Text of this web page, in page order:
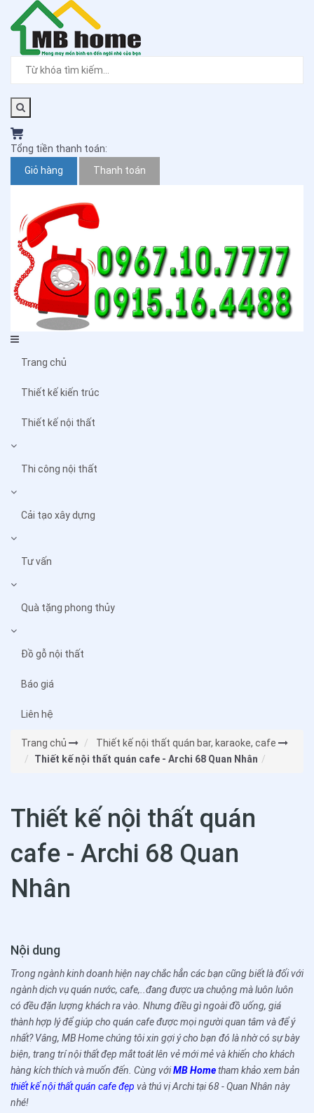
Tổng tiền thanh toán:
Giỏ hàng
Thanh toán
Trang chủ
Thiết kế kiến trúc
Thiết kế nội thất
Thi công nội thất
Cải tạo xây dựng
Tư vấn
Quà tặng phong thủy
Đồ gỗ nội thất
Báo giá
Liên hệ
Trang chủ
Thiết kế nội thất quán bar, karaoke, cafe
Thiết kế nội thất quán cafe - Archi 68 Quan Nhân
Thiết kế nội thất quán
cafe - Archi 68 Quan
Nhân
Nội dung
Trong ngành kinh doanh hiện nay chắc hẳn các bạn cũng biết là đối với
ngành dịch vụ quán nước, cafe,..đang được ưa chuộng mà luôn luôn
có đều đặn lượng khách ra vào. Nhưng điều gì ngoài đồ uống, giá
thành hợp lý để giúp cho quán cafe được mọi người quan tâm và để ý
nhất? Vâng, MB Home chúng tôi xin gợi ý cho bạn đó là nhờ có sự bày
biện, trang trí nội thất đẹp mắt toát lên vẻ mới mẻ và khiến cho khách
hàng kích thích và muốn đến. Cùng vớiMB Hometham khảo xem bản
thiết kế nội thất quán cafe đẹp và thú vị Archi tại 68 - Quan Nhân này
nhé!